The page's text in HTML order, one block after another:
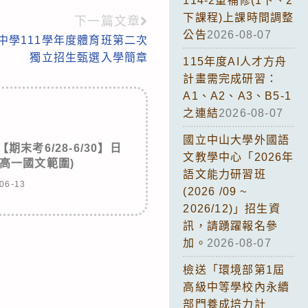
下一篇文章
學111學年度體育班第二次
獨立招生甄選入學簡章
期末考6/28-6/30】日
一國文範圍)
13
下課程)上課時間調整
公告2026-08-07
115年度AI人才方舟
計畫需完成研習：
A1、A2、A3、B5-1
之連結2026-08-07
國立中山大學外國語
文教學中心「2026年
語文能力研習班
(2026 /09 ~
2026/12)」招生資
訊，請踴躍報名參
加。 2026-08-07
檢送「環境部第1屆
高級中等學校內永續
部門養成培力計